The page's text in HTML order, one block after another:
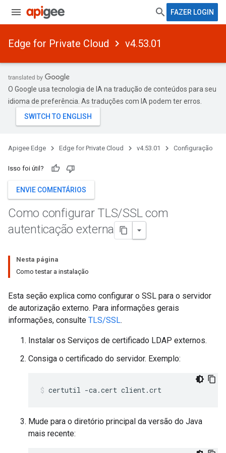
FAZER LOGIN
Edge for Private Cloud v4.53.01
O Google usa tecnologia de IA na tradução de conteúdos para seu
idioma de preferência. As traduções com IA podem ter erros.
Apigee Edge Edge for Private Cloud v4.53.01 Configuração
Isso foi útil?
ENVIE COMENTÁRIOS
Como configurar TLS/SSL com
autenticação externa
Nesta página
Como testar a instalação
Esta seção explica como configurar o SSL para o servidor
de autorização externo. Para informações gerais
informações, consulte TLS/SSL.
Instalar os Serviços de certificado LDAP externos.
Consiga o certificado do servidor. Exemplo:
certutil -ca.cert client.crt
Mude para o diretório principal da versão do Java
mais recente: